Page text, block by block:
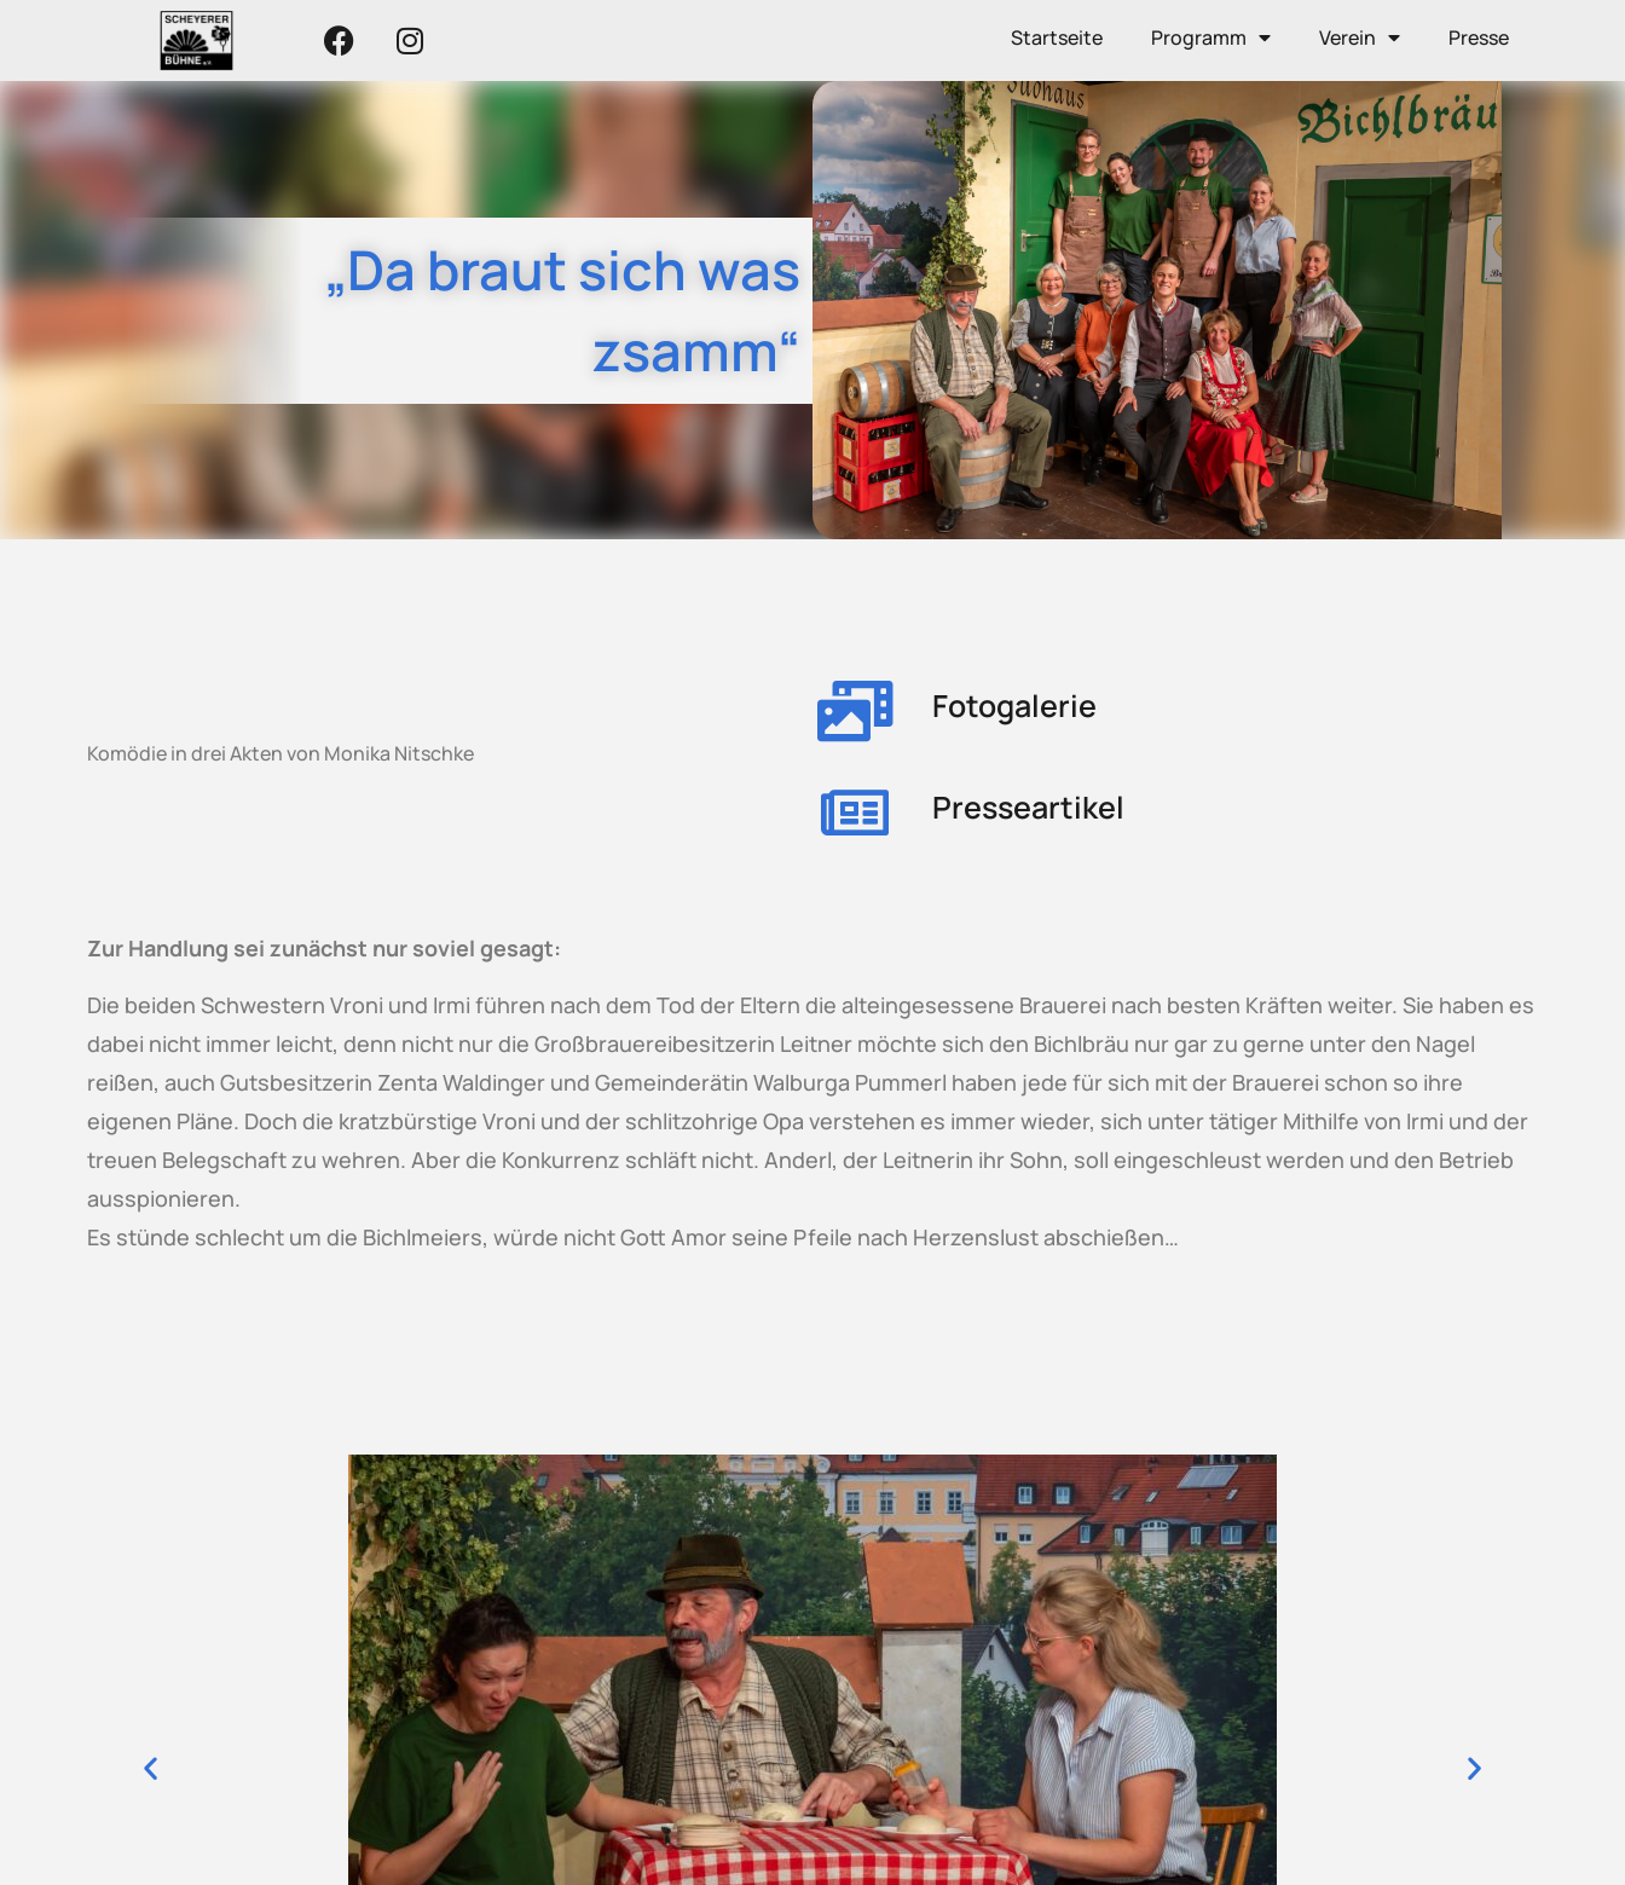
Startseite Programm Verein Presse
„Da braut sich was
zsamm“
Komödie in drei Akten von Monika Nitschke
Fotogalerie
Presseartikel
Zur Handlung sei zunächst nur soviel gesagt:
Die beiden Schwestern Vroni und Irmi führen nach dem Tod der Eltern die alteingesessene Brauerei nach besten Kräften weiter. Sie haben es
dabei nicht immer leicht, denn nicht nur die Großbrauereibesitzerin Leitner möchte sich den Bichlbräu nur gar zu gerne unter den Nagel
reißen, auch Gutsbesitzerin Zenta Waldinger und Gemeinderätin Walburga Pummerl haben jede für sich mit der Brauerei schon so ihre
eigenen Pläne. Doch die kratzbürstige Vroni und der schlitzohrige Opa verstehen es immer wieder, sich unter tätiger Mithilfe von Irmi und der
treuen Belegschaft zu wehren. Aber die Konkurrenz schläft nicht. Anderl, der Leitnerin ihr Sohn, soll eingeschleust werden und den Betrieb
ausspionieren.
Es stünde schlecht um die Bichlmeiers, würde nicht Gott Amor seine Pfeile nach Herzenslust abschießen…